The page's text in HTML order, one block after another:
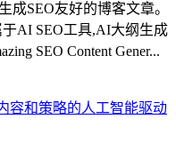
SEO友好的博客文章。
于AI SEO工具,AI大纲生成
SEO Content Gener...